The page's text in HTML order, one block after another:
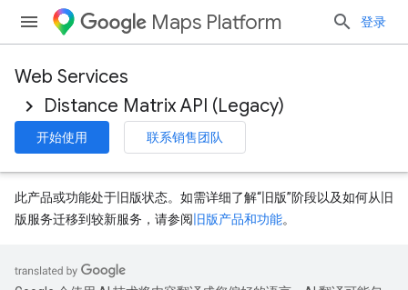
Maps Platform 登录
Web Services
Distance Matrix API (Legacy)
开始使用 联系销售团队
此产品或功能处于旧版状态。如需详细了解“旧版”阶段以及如何从旧
版服务迁移到较新服务，请参阅 旧版产品和功能。